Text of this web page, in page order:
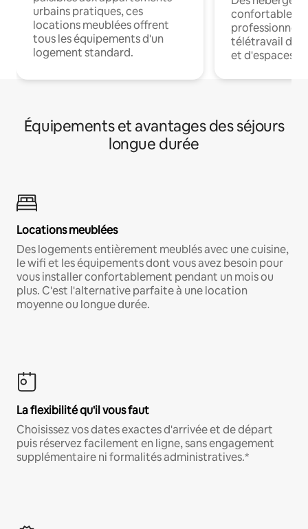
urbains pratiques, ces
locations meublées offrent
tous les équipements d'un
logement standard.
confortables
professionnels
télétravail
et d'espaces
Équipements et avantages des séjours
longue durée
Locations meublées
Des logements entièrement meublés avec une cuisine,
le wifi et les équipements dont vous avez besoin pour
vous installer confortablement pendant un mois ou
plus. C'est l'alternative parfaite à une location
moyenne ou longue durée.
La flexibilité qu'il vous faut
Choisissez vos dates exactes d'arrivée et de départ
puis réservez facilement en ligne, sans engagement
supplémentaire ni formalités administratives.*